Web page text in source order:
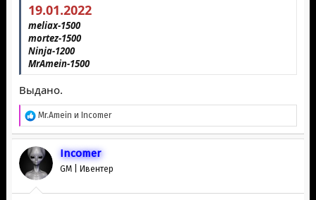
19.01.2022
meliax-1500
mortеz-1500
Ninja-1200
MrAmein-1500
Выдано.
Р
е
а
к
ц
и
и
Mr.Amein и Inсоmer
Inсоmer
GM | Ивентер